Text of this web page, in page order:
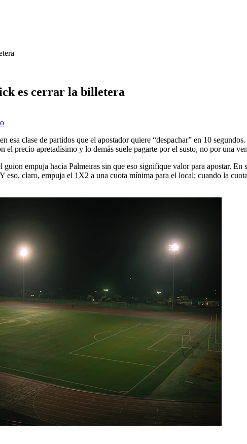
es cerrar la billetera
esa clase de partidos que el apostador quiere “despachar” en 10
el precio apretadísimo y lo demás suele pagarte por el susto, no por una
empuja hacia Palmeiras sin que eso signifique valor para apostar. En
eso, claro, empuja el 1X2 a una cuota mínima para el local; cuando la